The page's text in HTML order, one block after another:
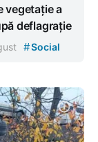
vegetație a
deflagrație
#Social